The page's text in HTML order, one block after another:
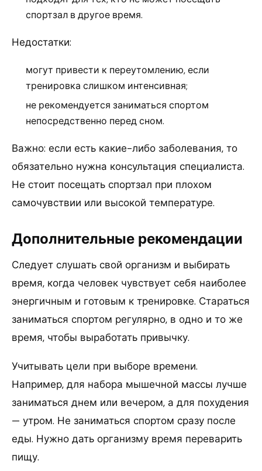
спортзал в другое время.
Недостатки:
могут привести к переутомлению, если
тренировка слишком интенсивная;
не рекомендуется заниматься спортом
непосредственно перед сном.
Важно: если есть какие-либо заболевания, то
обязательно нужна консультация специалиста.
Не стоит посещать спортзал при плохом
самочувствии или высокой температуре.
Дополнительные рекомендации
Следует слушать свой организм и выбирать
время, когда человек чувствует себя наиболее
энергичным и готовым к тренировке. Стараться
заниматься спортом регулярно, в одно и то же
время, чтобы выработать привычку.
Учитывать цели при выборе времени.
Например, для набора мышечной массы лучше
заниматься днем или вечером, а для похудения
— утром. Не заниматься спортом сразу после
еды. Нужно дать организму время переварить
пищу.